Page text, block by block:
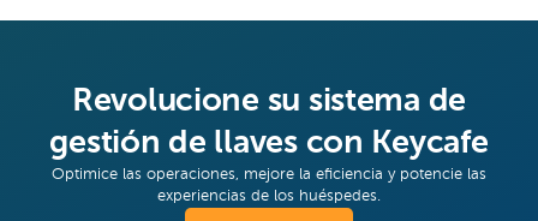
Revolucione su sistema de
gestión de llaves con Keycafe
Optimice las operaciones, mejore la eficiencia y potencie las
experiencias de los huéspedes.